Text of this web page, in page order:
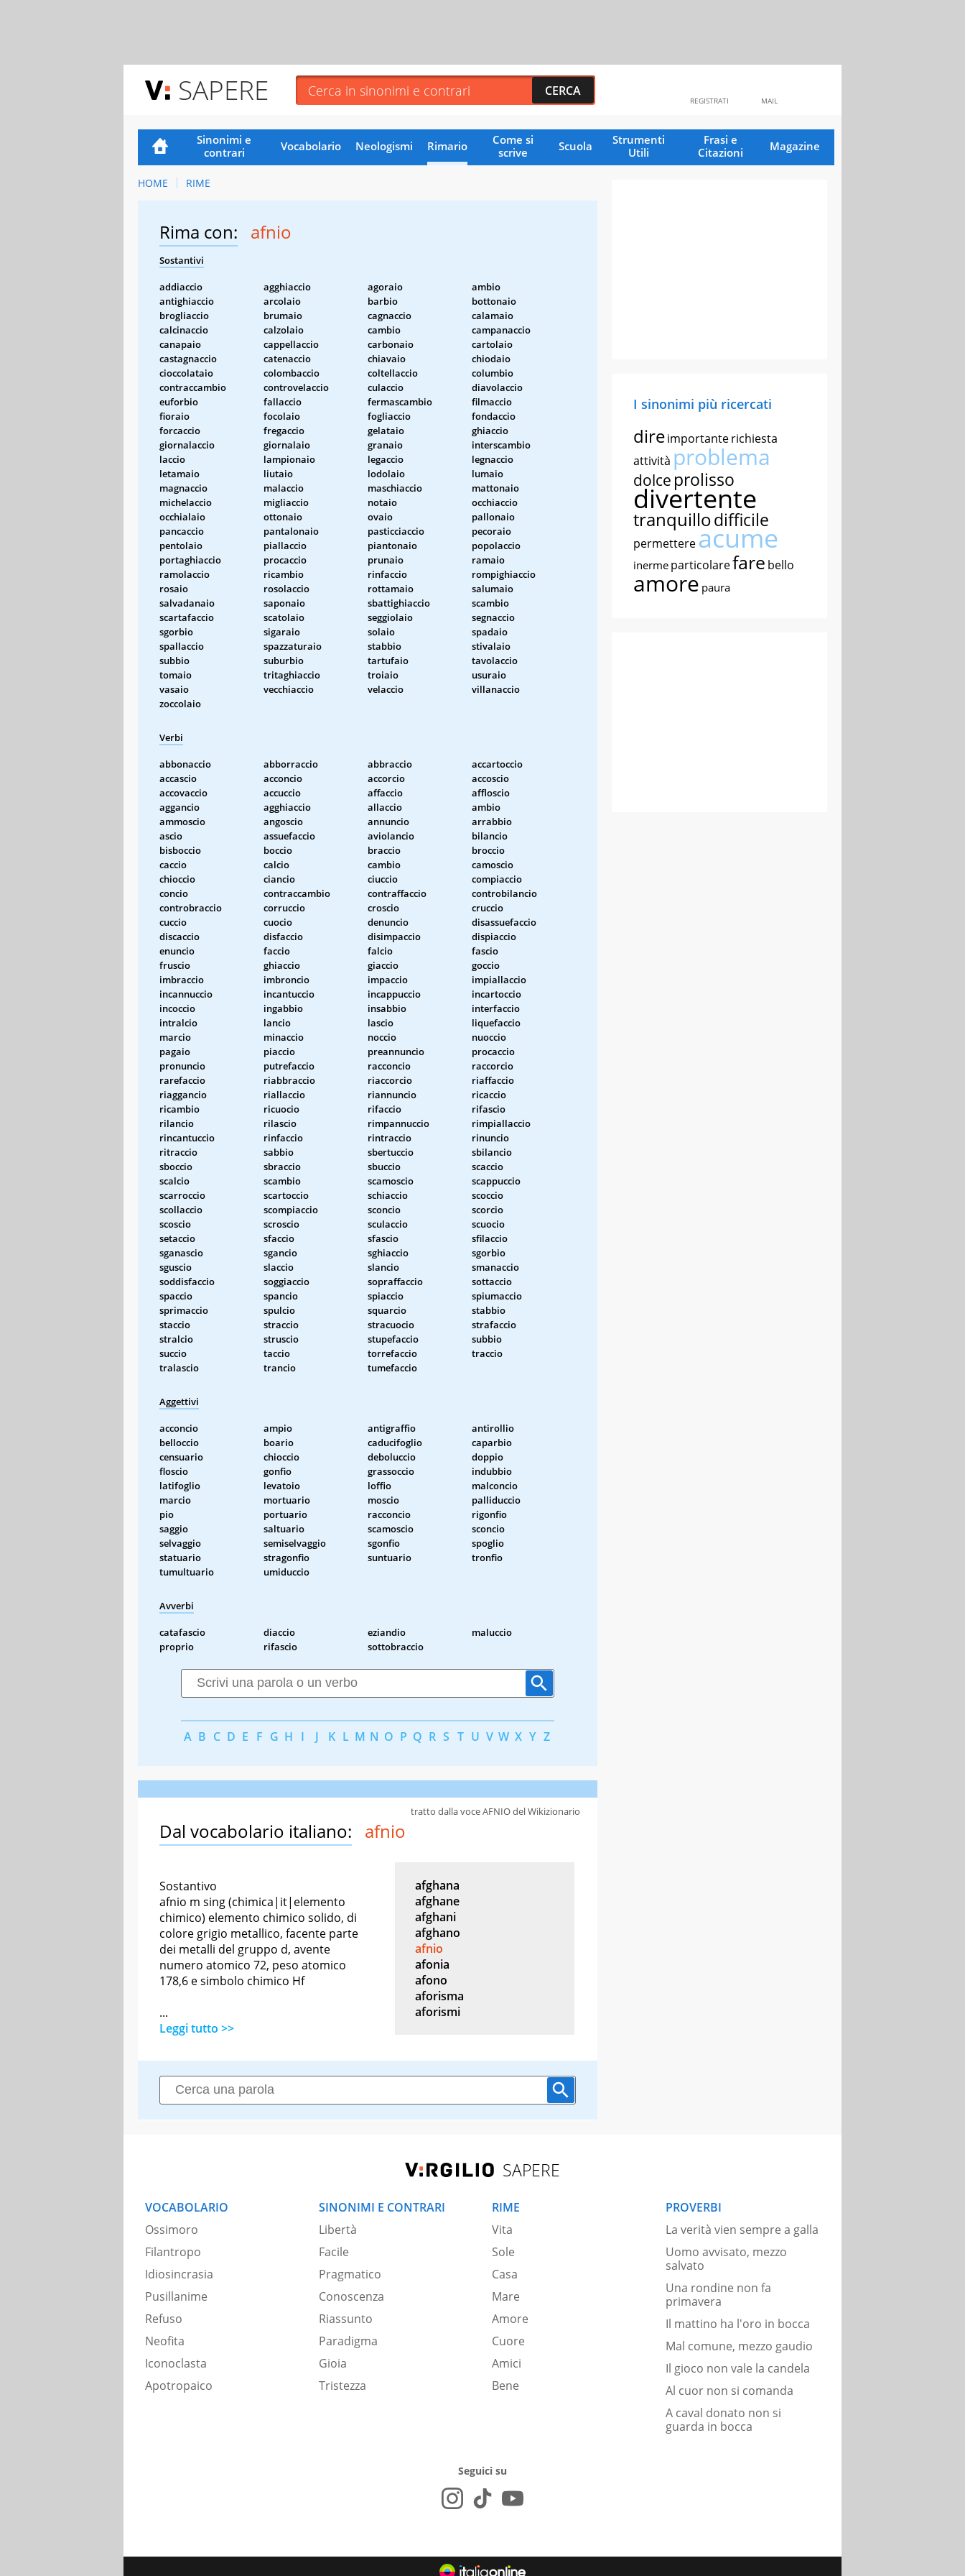
SAPERE MAIL
REGISTRATI
Sinonimi e
contrari
Vocabolario Neologismi Rimario
Come si
scrive
Scuola
Strumenti
Utili
Frasi e
Citazioni
Magazine
HOME RIME
Rima con: afnio
Sostantivi
addiaccio agghiaccio agoraio
ambio
antighiaccio
arcolaio barbio
bottonaio
brogliaccio
brumaio cagnaccio
calamaio
calcinaccio
calzolaio cambio
campanaccio
canapaio
cappellaccio carbonaio
cartolaio
castagnaccio
catenaccio chiavaio
chiodaio
cioccolataio
colombaccio coltellaccio
columbio
contraccambio
controvelaccio culaccio
diavolaccio
euforbio
fallaccio fermascambio
filmaccio
fioraio
focolaio fogliaccio
fondaccio
forcaccio
fregaccio gelataio
ghiaccio
giornalaccio
giornalaio granaio
interscambio
laccio
lampionaio legaccio
legnaccio
letamaio
liutaio lodolaio
lumaio
magnaccio
malaccio maschiaccio
mattonaio
michelaccio
migliaccio notaio
occhiaccio
occhialaio
ottonaio ovaio
pallonaio
pancaccio
pantalonaio pasticciaccio
pecoraio
pentolaio
piallaccio piantonaio
popolaccio
portaghiaccio
procaccio prunaio
ramaio
ramolaccio
ricambio rinfaccio
rompighiaccio
rosaio
rosolaccio rottamaio
salumaio
salvadanaio
saponaio sbattighiaccio
scambio
scartafaccio
scatolaio seggiolaio
segnaccio
sgorbio
sigaraio solaio
spadaio
spallaccio
spazzaturaio stabbio
stivalaio
subbio
suburbio tartufaio
tavolaccio
tomaio
tritaghiaccio troiaio
usuraio
vasaio
vecchiaccio velaccio
villanaccio
zoccolaio
Verbi
abbonaccio abborraccio abbraccio
accartoccio
accascio
acconcio accorcio
accoscio
accovaccio
accuccio affaccio
affloscio
aggancio
agghiaccio allaccio
ambio
ammoscio
angoscio annuncio
arrabbio
ascio
assuefaccio aviolancio
bilancio
bisboccio
boccio braccio
broccio
caccio
calcio cambio
camoscio
chioccio
ciancio ciuccio
compiaccio
concio
contraccambio contraffaccio
controbilancio
controbraccio
corruccio croscio
cruccio
cuccio
cuocio denuncio
disassuefaccio
discaccio
disfaccio disimpaccio
dispiaccio
enuncio
faccio falcio
fascio
fruscio
ghiaccio giaccio
goccio
imbraccio
imbroncio impaccio
impiallaccio
incannuccio
incantuccio incappuccio
incartoccio
incoccio
ingabbio insabbio
interfaccio
intralcio
lancio lascio
liquefaccio
marcio
minaccio noccio
nuoccio
pagaio
piaccio preannuncio
procaccio
pronuncio
putrefaccio racconcio
raccorcio
rarefaccio
riabbraccio riaccorcio
riaffaccio
riaggancio
riallaccio riannuncio
ricaccio
ricambio
ricuocio rifaccio
rifascio
rilancio
rilascio rimpannuccio
rimpiallaccio
rincantuccio
rinfaccio rintraccio
rinuncio
ritraccio
sabbio sbertuccio
sbilancio
sboccio
sbraccio sbuccio
scaccio
scalcio
scambio scamoscio
scappuccio
scarroccio
scartoccio schiaccio
scoccio
scollaccio
scompiaccio sconcio
scorcio
scoscio
scroscio sculaccio
scuocio
setaccio
sfaccio sfascio
sfilaccio
sganascio
sgancio sghiaccio
sgorbio
sguscio
slaccio slancio
smanaccio
soddisfaccio
soggiaccio sopraffaccio
sottaccio
spaccio
spancio spiaccio
spiumaccio
sprimaccio
spulcio squarcio
stabbio
staccio
straccio stracuocio
strafaccio
stralcio
struscio stupefaccio
subbio
succio
taccio torrefaccio
traccio
tralascio
trancio tumefaccio
Aggettivi
acconcio ampio antigraffio
antirollio
belloccio
boario caducifoglio
caparbio
censuario
chioccio deboluccio
doppio
floscio
gonfio grassoccio
indubbio
latifoglio
levatoio loffio
malconcio
marcio
mortuario moscio
palliduccio
pio
portuario racconcio
rigonfio
saggio
saltuario scamoscio
sconcio
selvaggio
semiselvaggio sgonfio
spoglio
statuario
stragonfio suntuario
tronfio
tumultuario
umiduccio
Avverbi
catafascio diaccio eziandio
maluccio
proprio
rifascio sottobraccio
A B C D E F G H I J K L M N O P Q R S T U V W X Y Z
Dal vocabolario italiano: afnio
tratto dalla voce AFNIO del Wikizionario
Sostantivo
afnio m sing (chimica|it|elemento
chimico) elemento chimico solido, di
colore grigio metallico, facente parte
dei metalli del gruppo d, avente
numero atomico 72, peso atomico
178,6 e simbolo chimico Hf
...
Leggi tutto >>
afghana
afghane
afghani
afghano
afnio
afonia
afono
aforisma
aforismi
I sinonimi più ricercati
direimportanterichiesta
attività problema
dolce prolisso
divertente
tranquillodifficile
permettereacume
inerme particolarefare bello
amore paura
SAPERE
VOCABOLARIO
Ossimoro
Filantropo
Idiosincrasia
Pusillanime
Refuso
Neofita
Iconoclasta
Apotropaico
SINONIMI E CONTRARI
Libertà
Facile
Pragmatico
Conoscenza
Riassunto
Paradigma
Gioia
Tristezza
RIME
Vita
Sole
Casa
Mare
Amore
Cuore
Amici
Bene
PROVERBI
La verità vien sempre a galla
Uomo avvisato, mezzo
salvato
Una rondine non fa
primavera
Il mattino ha l'oro in bocca
Mal comune, mezzo gaudio
Il gioco non vale la candela
Al cuor non si comanda
A caval donato non si
guarda in bocca
Seguici su